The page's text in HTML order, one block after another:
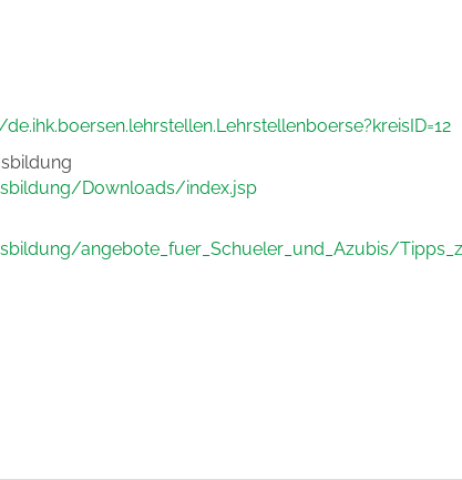
Downloads/index.jsp
angebote_fuer_Schueler_und_Azubis/